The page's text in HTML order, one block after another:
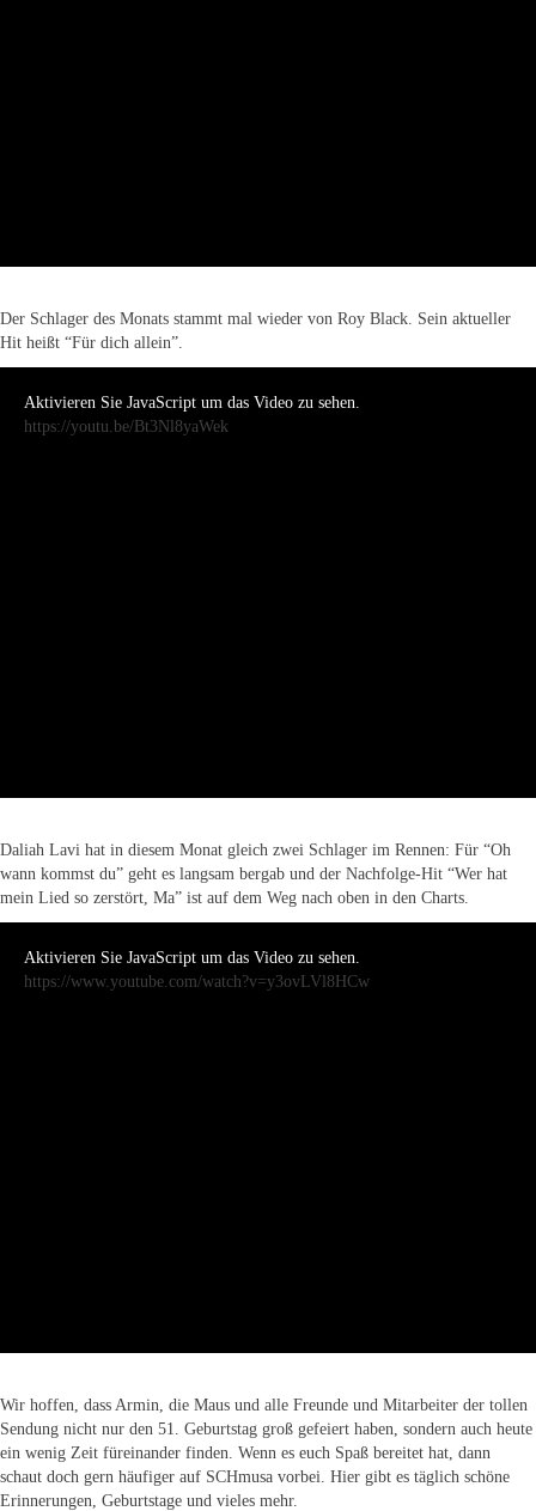
Der Schlager des Monats stammt mal wieder von Roy Black. Sein aktueller
Hit heißt “Für dich allein”.
Aktivieren Sie JavaScript um das Video zu sehen.
https://youtu.be/Bt3Nl8yaWek
Daliah Lavi hat in diesem Monat gleich zwei Schlager im Rennen: Für “Oh
wann kommst du” geht es langsam bergab und der Nachfolge-Hit “Wer hat
mein Lied so zerstört, Ma” ist auf dem Weg nach oben in den Charts.
Aktivieren Sie JavaScript um das Video zu sehen.
https://www.youtube.com/watch?v=y3ovLVl8HCw
Wir hoffen, dass Armin, die Maus und alle Freunde und Mitarbeiter der tollen
Sendung nicht nur den 51. Geburtstag groß gefeiert haben, sondern auch heute
ein wenig Zeit füreinander finden. Wenn es euch Spaß bereitet hat, dann
schaut doch gern häufiger auf SCHmusa vorbei. Hier gibt es täglich schöne
Erinnerungen, Geburtstage und vieles mehr.